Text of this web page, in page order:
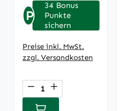
P
34 Bonus
Punkte
sichern
Preise inkl. MwSt.
zzgl. Versandkosten
Produkt Anzahl:
In den Warenkorb